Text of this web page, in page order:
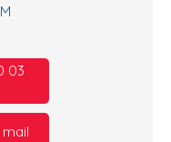
03